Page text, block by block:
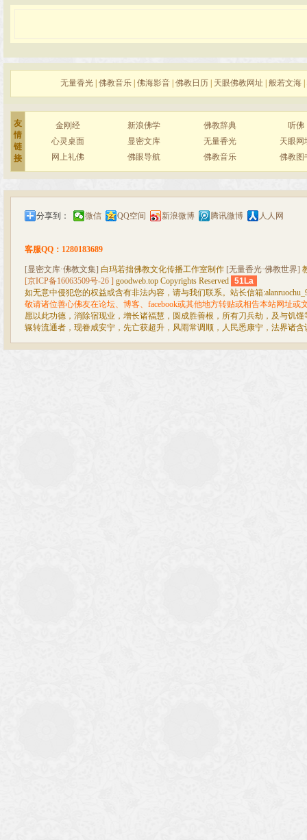
无量香光 佛教音乐 佛海影音 佛教日历 天眼佛教网址 般若文海
友
情
链
接
金刚经 新浪佛学 佛教辞典
听佛
心灵桌面
显密文库 无量香光
天眼网
网上礼佛
佛眼导航 佛教音乐 佛教图
分享到： 微信 QQ空间 新浪微博 腾讯微博 人人网
客服QQ：1280183689
[显密文库·佛教文集] 白玛若拙佛教文化传播工作室制作 [无量香光·佛教世界]
[京ICP备16063509号-26 ] goodweb.top Copyrights Reserved 51La
如无意中侵犯您的权益或含有非法内容，请与我们联系。站长信箱
敬请诸位善心佛友在论坛、博客、facebook或其他地方转贴或相告本站网址或
愿以此功德，消除宿现业，增长诸福慧，圆成胜善根，所有刀兵劫，及与饥
辗转流通者，现眷咸安宁，先亡获超升，风雨常调顺，人民悉康宁，法界诸含